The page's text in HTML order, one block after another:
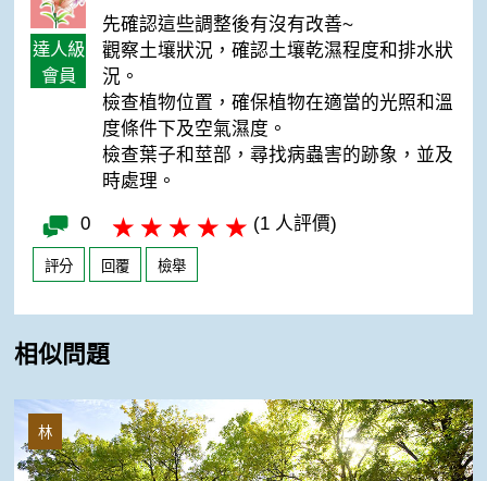
達人級
會員
先確認這些調整後有沒有改善~
觀察土壤狀況，確認土壤乾濕程度和排水狀
況。
檢查植物位置，確保植物在適當的光照和溫
度條件下及空氣濕度。
檢查葉子和莖部，尋找病蟲害的跡象，並及
時處理。
0 (1 人評價)
評分 回覆 檢舉
相似問題
落羽松苗發黃
林